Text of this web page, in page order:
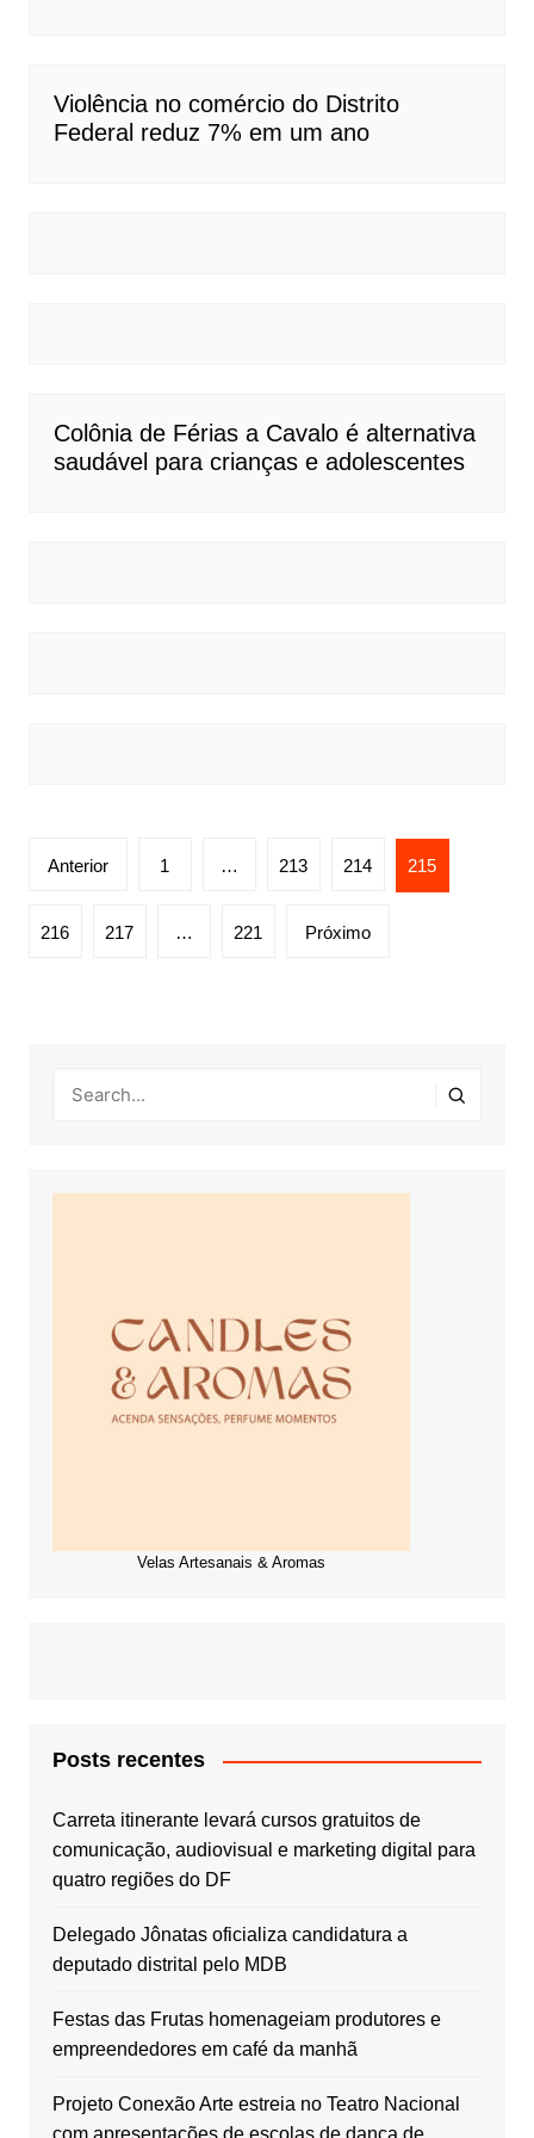
Violência no comércio do Distrito
Federal reduz 7% em um ano
Colônia de Férias a Cavalo é alternativa
saudável para crianças e adolescentes
Navegação
posts
Anterior 1 … 213 214 215
216 217 … 221 Próximo
Velas Artesanais & Aromas
Posts recentes
Carreta itinerante levará cursos gratuitos de
comunicação, audiovisual e marketing digital para
quatro regiões do DF
Delegado Jônatas oficializa candidatura a
deputado distrital pelo MDB
Festas das Frutas homenageiam produtores e
empreendedores em café da manhã
Projeto Conexão Arte estreia no Teatro Nacional